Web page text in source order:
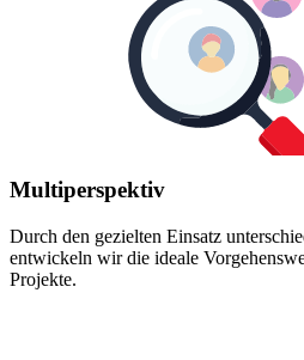
Multiperspektiv
Durch den gezielten Einsatz
entwickeln wir die ideale
Projekte.